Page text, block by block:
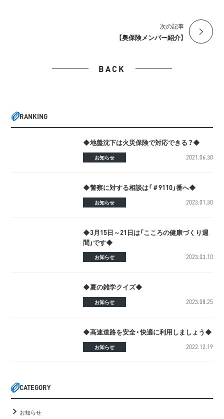
次の記事
【奥保険メンバー紹介】
BACK
RANKING
◆地盤沈下は火災保険で対応できる？◆
お知らせ 2021.06.30
◆警察に対する相談は「＃9110」番へ◆
お知らせ 2023.01.30
◆3月15日～21日は「こころの健康づくり週
間」です◆
お知らせ 2023.03.10
◆夏の雑学クイズ◆
お知らせ 2023.08.25
◆高速道路を安全・快適に利用しましょう◆
お知らせ 2022.12.19
CATEGORY
お知らせ